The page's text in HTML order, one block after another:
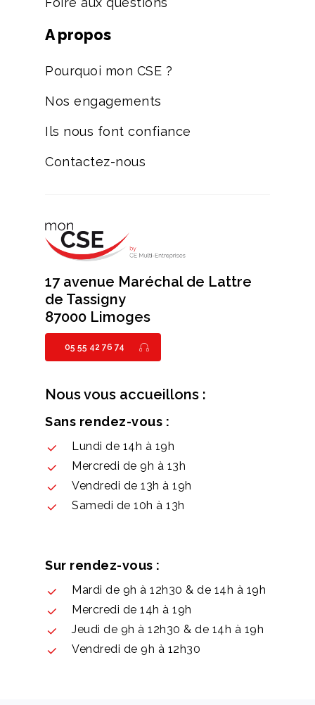
A propos
Pourquoi mon CSE ?
Nos engagements
Ils nous font confiance
Contactez-nous
17 avenue Maréchal de Lattre
de Tassigny
87000 Limoges
05 55 42 76 74
Nous vous accueillons :
Sans rendez-vous :
Lundi de 14h à 19h
Mercredi de 9h à 13h
Vendredi de 13h à 19h
Samedi de 10h à 13h
Sur rendez-vous :
Mardi de 9h à 12h30 & de 14h à 19h
Mercredi de 14h à 19h
Jeudi de 9h à 12h30 & de 14h à 19h
Vendredi de 9h à 12h30